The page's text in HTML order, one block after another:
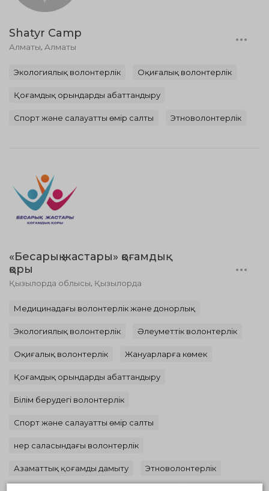
Shatyr Camp
Алматы, Алматы
Экологиялық волонтерлік Оқиғалық волонтерлік
Қоғамдық орындарды абаттандыру
Спорт және салауатты өмір салты Этноволонтерлік
«Бесарық жастары» қоғамдық
қоры
Қызылорда облысы, Қызылорда
Медицинадағы волонтерлік және донорлық
Экологиялық волонтерлік Әлеуметтік волонтерлік
Оқиғалық волонтерлік Жануарларға көмек
Қоғамдық орындарды абаттандыру
Білім берудегі волонтерлік
Спорт және салауатты өмір салты
Өнер саласындағы волонтерлік
Азаматтық қоғамды дамыту Этноволонтерлік